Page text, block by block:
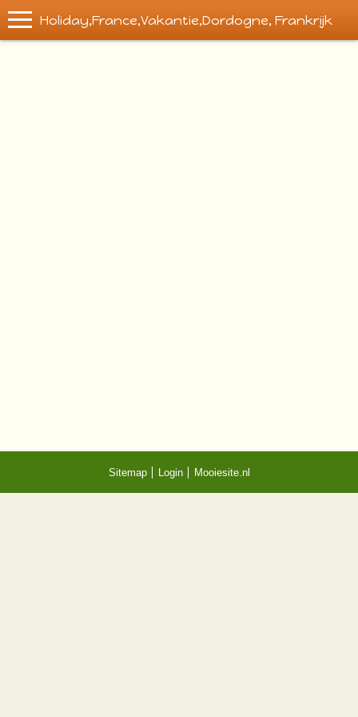
Holiday,France,Vakantie,Dordogne, Frankrijk
Sitemap Login Mooiesite.nl